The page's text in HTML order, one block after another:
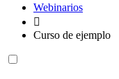
Webinarios
Curso de ejemplo